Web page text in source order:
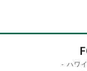
- ハワ